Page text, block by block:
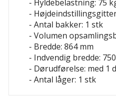
- Hyldebelastning: 75
-
- Antal bakker: 1 stk
- Volumen
- Bredde: 864 mm
- Indvendig bredde:
- Dørudførelse: med 1
- Antal låger: 1 stk